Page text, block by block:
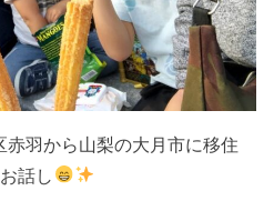
羽から山梨の大月市に移住
話し